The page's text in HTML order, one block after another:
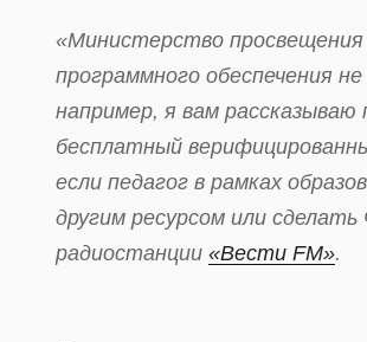
«Министерство просвещения
программного обеспечения
например, я вам
бесплатный
если педагог в рамках
другим ресурсом или
радиостанции «Вести FM».